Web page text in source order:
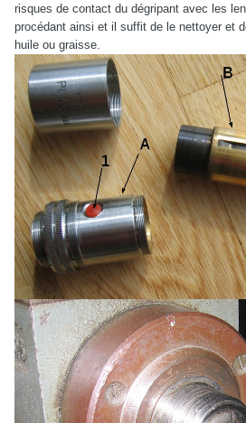
risques de contact du dégripant avec les
procédant ainsi et il suffit de le nettoyer et
huile ou graisse.